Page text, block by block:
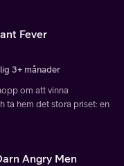
Fever
3+ månader
om att vinna
ta hem det stora priset: en
Angry Men